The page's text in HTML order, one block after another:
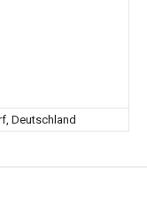
Deutschland